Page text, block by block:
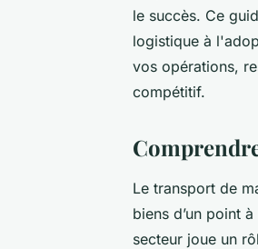
le succès. Ce
logistique à
vos opérations,
compétitif.
Le transport de
biens d’un point
secteur joue un